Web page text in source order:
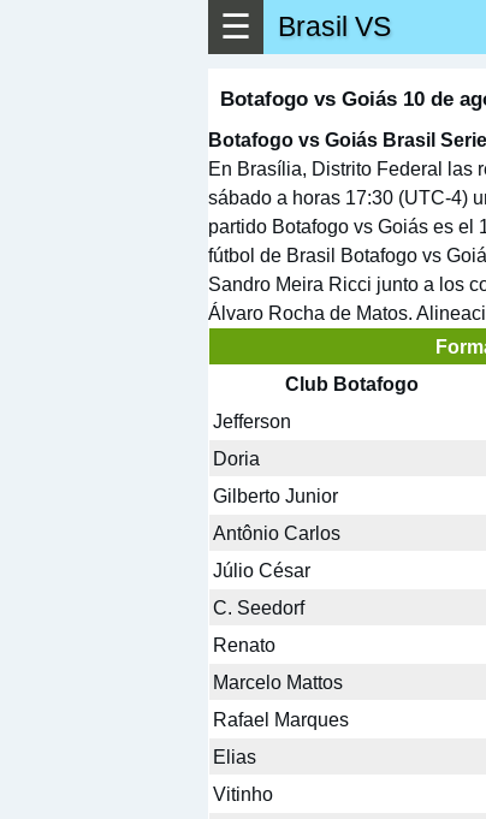
☰ Brasil VS
Botafogo vs Goiás 10 de
Botafogo vs Goiás Brasil
En Brasília, Distrito Federal las
sábado a horas 17:30 (UTC-4)
partido Botafogo vs Goiás es el
fútbol de Brasil Botafogo vs
Sandro Meira Ricci junto a los
Álvaro Rocha de Matos.
Club Botafogo
Jefferson
Doria
Gilberto Junior
Antônio Carlos
Júlio César
C. Seedorf
Renato
Marcelo Mattos
Rafael Marques
Elias
Vitinho